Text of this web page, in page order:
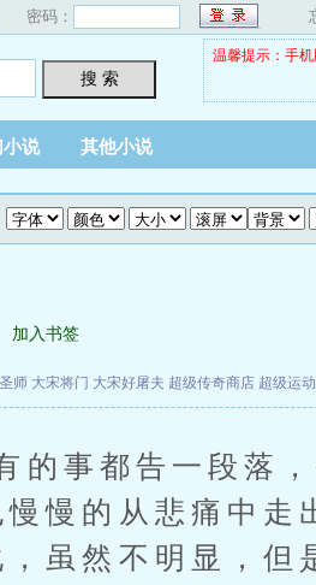
密码：
搜 索
温馨提示：手
小说 其他小说
加入书签
师 大宋将门 大宋好屠夫 超级传奇商店 超级运
事都告一段落，
慢的从悲痛中走
虽然不明显，但